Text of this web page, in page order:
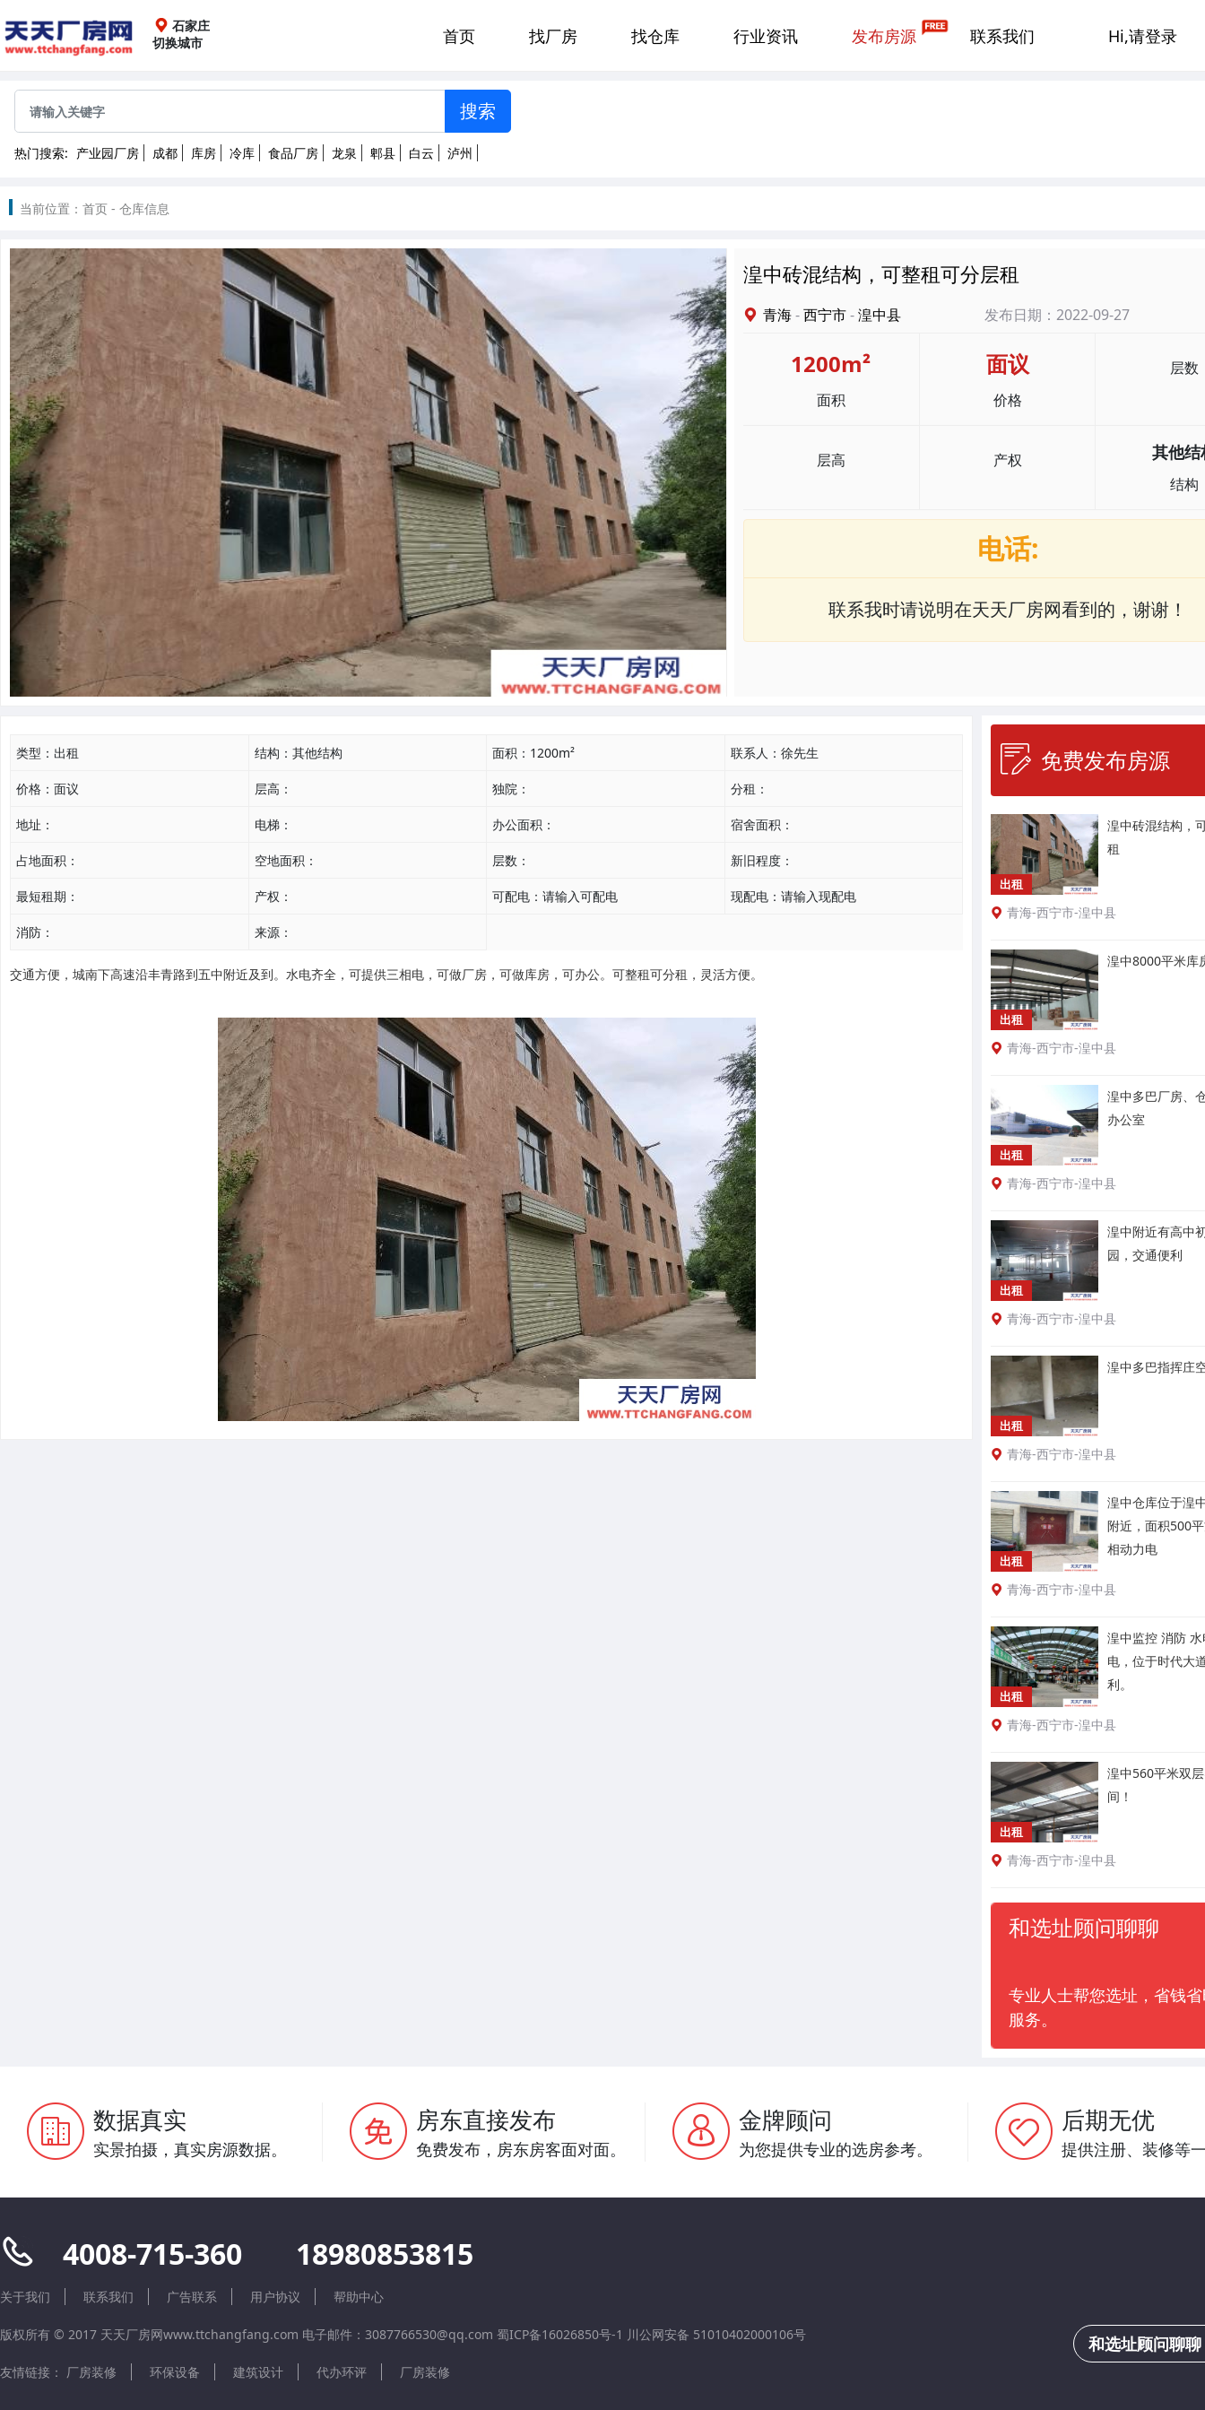
石家庄
切换城市
全国
成都 重庆 上海 广州 郑州 贵阳
北京
天津 石家庄
Hi,请登录
首页 找厂房 找仓库 行业资讯 发布房源 联系我们
热门搜索: 产业园厂房 成都 库房 冷库 食品厂房 龙泉 郫县 白云
泸州
当前位置： 首页 - 仓库信息
湟中砖混结构，可整租可分层租
青海-西宁市-湟中县 发布日期：2022-09-27
1200m²
面积
面议
价格
层数
层高 产权 其他结
结构
电话:
联系我时请说明在天天厂房网看到的，谢谢！
类型： 出租 结构： 其他结构 面积： 1200m² 联系人： 徐先生
价格： 面议 层高： 独院： 分租：
地址： 电梯： 办公面积： 宿舍面积：
占地面积： 空地面积： 层数： 新旧程度：
最短租期： 产权： 可配电： 请输入可配电 现配电： 请输入现配电
消防： 来源：
交通方便，城南下高速沿丰青路到五中附近及到。水电齐全，可提供三相电，可做厂房，可做库房，可办公。可整租可分租，灵活方便。
免费发布房源
出租
湟中砖混结构，
租
青海-西宁市-湟中县
出租
湟中8000平米库
青海-西宁市-湟中县
出租
湟中多巴厂房、
办公室
青海-西宁市-湟中县
出租
湟中附近有高中
园，交通便利
青海-西宁市-湟中县
出租
湟中多巴指挥庄
青海-西宁市-湟中县
出租
湟中仓库位于湟
附近，面积500
相动力电
青海-西宁市-湟中县
出租
湟中监控 消防
电，位于时代大
利。
青海-西宁市-湟中县
出租
湟中560平米双
间！
青海-西宁市-湟中县
和选址顾问聊聊
专业人士帮您选址，省钱
服务。
数据真实
实景拍摄，真实房源数据。
房东直接发布
免费发布，房东房客面对面。
金牌顾问
为您提供专业的选房参考。
后期无优
提供注册、装修等
4008-715-360 18980853815
关于我们 联系我们 广告联系 用户协议 帮助中心
版权所有 © 2017 天天厂房网www.ttchangfang.com 电子邮件：3087766530@qq.com 蜀ICP备16026850号-1 川公网安备 51010402000106号
友情链接： 厂房装修 环保设备 建筑设计 代办环评 厂房装修
和选址顾问聊聊